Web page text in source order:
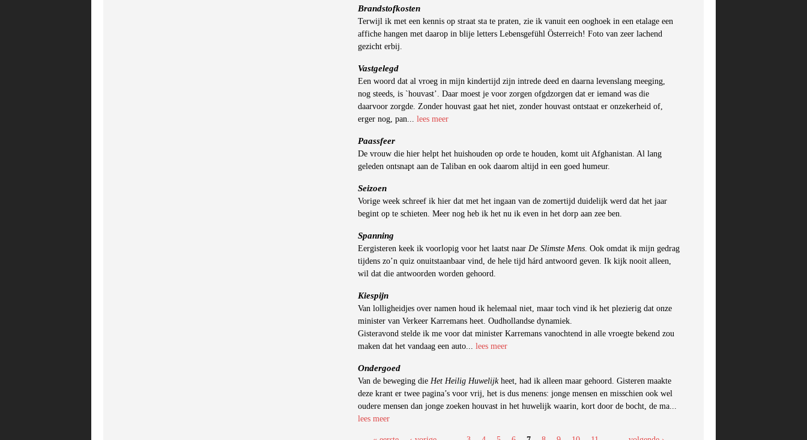
Brandstofkosten
Terwijl ik met een kennis op straat sta te praten, zie ik vanuit een ooghoek in een etalage een
affiche hangen met daarop in blije letters Lebensgefühl Österreich! Foto van zeer lachend
gezicht erbij.
Vastgelegd
Een woord dat al vroeg in mijn kindertijd zijn intrede deed en daarna levenslang meeging,
nog steeds, is `houvast’. Daar moest je voor zorgen ofgdzorgen dat er iemand was die
daarvoor zorgde. Zonder houvast gaat het niet, zonder houvast ontstaat er onzekerheid of,
erger nog, pan... lees meer
Paassfeer
De vrouw die hier helpt het huishouden op orde te houden, komt uit Afghanistan. Al lang
geleden ontsnapt aan de Taliban en ook daarom altijd in een goed humeur.
Seizoen
Vorige week schreef ik hier dat met het ingaan van de zomertijd duidelijk werd dat het jaar
begint op te schieten. Meer nog heb ik het nu ik even in het dorp aan zee ben.
Spanning
Eergisteren keek ik voorlopig voor het laatst naar De Slimste Mens. Ook omdat ik mijn gedrag
tijdens zo’n quiz onuitstaanbaar vind, de hele tijd hárd antwoord geven. Ik kijk nooit alleen,
wil dat die antwoorden worden gehoord.
Kiespijn
Van lolligheidjes over namen houd ik helemaal niet, maar toch vind ik het plezierig dat onze
minister van Verkeer Karremans heet. Oudhollandse dynamiek.
Gisteravond stelde ik me voor dat minister Karremans vanochtend in alle vroegte bekend zou
maken dat het vandaag een auto... lees meer
Ondergoed
Van de beweging die Het Heilig Huwelijkheet, had ik alleen maar gehoord. Gisteren maakte
deze krant er twee pagina’s voor vrij, het is dus menens: jonge mensen en misschien ook wel
oudere mensen dan jonge zoeken houvast in het huwelijk waarin, kort door de bocht, de ma...
lees meer